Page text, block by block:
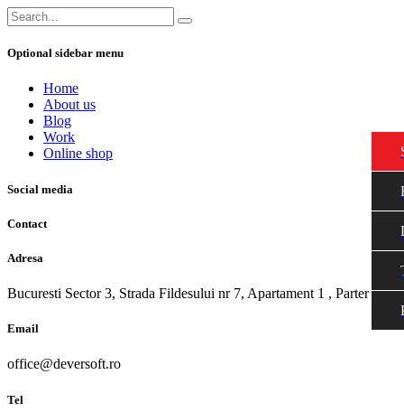
Optional sidebar menu
Home
About us
Blog
Work
Online shop
Social media
Contact
Adresa
Bucuresti Sector 3, Strada Fildesului nr 7, Apartament 1 , Parter
Email
office@deversoft.ro
Tel